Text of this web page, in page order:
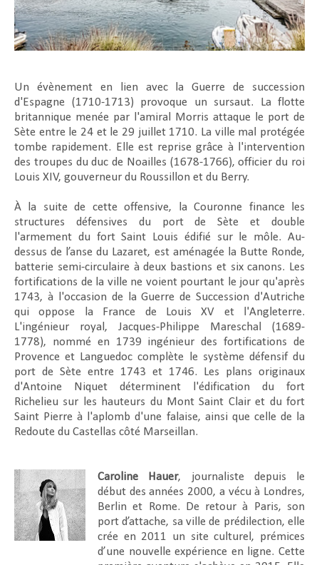
Un évènement en lien avec la Guerre de succession
d'Espagne (1710-1713) provoque un sursaut. La flotte
britannique menée par l'amiral Morris attaque le port de
Sète entre le 24 et le 29 juillet 1710. La ville mal protégée
tombe rapidement. Elle est reprise grâce à l'intervention
des troupes du duc de Noailles (1678-1766), officier du roi
Louis XIV, gouverneur du Roussillon et du Berry.
À la suite de cette offensive, la Couronne finance les
structures défensives du port de Sète et double
l'armement du fort Saint Louis édifié sur le môle. Au-
dessus de l’anse du Lazaret, est aménagée la Butte Ronde,
batterie semi-circulaire à deux bastions et six canons. Les
fortifications de la ville ne voient pourtant le jour qu'après
1743, à l'occasion de la Guerre de Succession d'Autriche
qui oppose la France de Louis XV et l'Angleterre.
L'ingénieur royal, Jacques-Philippe Mareschal (1689-
1778), nommé en 1739 ingénieur des fortifications de
Provence et Languedoc complète le système défensif du
port de Sète entre 1743 et 1746. Les plans originaux
d'Antoine Niquet déterminent l'édification du fort
Richelieu sur les hauteurs du Mont Saint Clair et du fort
Saint Pierre à l'aplomb d'une falaise, ainsi que celle de la
Redoute du Castellas côté Marseillan.
Caroline Hauer, journaliste depuis le
début des années 2000, a vécu à Londres,
Berlin et Rome. De retour à Paris, son
port d’attache, sa ville de prédilection, elle
crée en 2011 un site culturel, prémices
d’une nouvelle expérience en ligne. Cette